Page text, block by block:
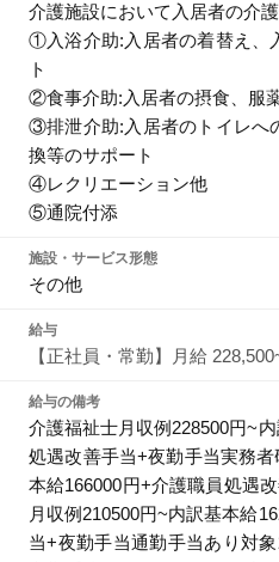
介護施設において入居者の介
①入浴介助:入居者の着替え、
ト
②食事介助:入居者の摂食、服
③排泄介助:入居者のトイレへ
換等のサポート
④レクリエーション他
⑤通院付添
施設・サービス形態
その他
給与
【正社員・常勤】月給
給与の備考
介護福祉士月収例228500円~
処遇改善手当+夜勤手当実務
本給166000円+介護職員処遇
月収例210500円~内訳基本給
当+夜勤手当通勤手当あり対